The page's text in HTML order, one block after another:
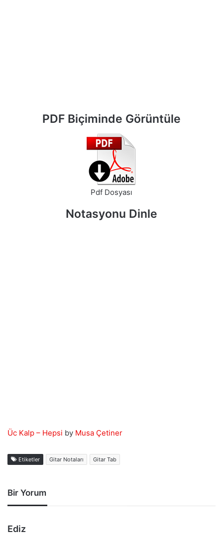
PDF Biçiminde Görüntüle
Pdf Dosyası
Notasyonu Dinle
Üc Kalp – Hepsi by Musa Çetiner
Etiketler Gitar Notaları Gitar Tab
Bir Yorum
Ediz